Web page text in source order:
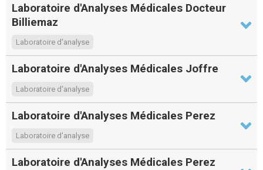
Laboratoire d'Analyses Médicales Docteur
Billiemaz
Laboratoire d'analyse
Laboratoire d'Analyses Médicales Joffre
Laboratoire d'analyse
Laboratoire d'Analyses Médicales Perez
Laboratoire d'analyse
Laboratoire d'Analyses Médicales Perez